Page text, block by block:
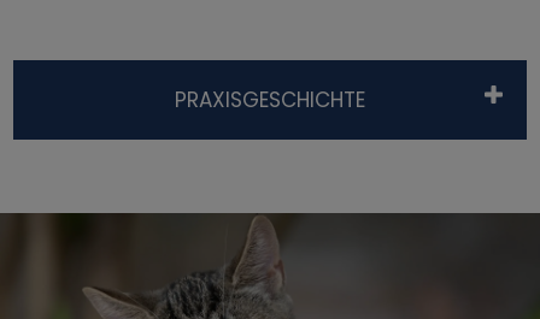
PRAXISGESCHICHTE